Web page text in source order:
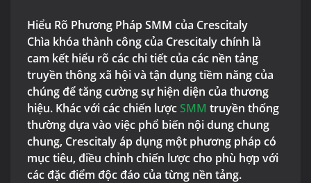
Hiểu Rõ Phương Pháp SMM của Crescitaly
Chìa khóa thành công của Crescitaly chính là
cam kết hiểu rõ các chi tiết của các nền tảng
truyền thông xã hội và tận dụng tiềm năng của
chúng để tăng cường sự hiện diện của thương
hiệu. Khác với các chiến lược SMM truyền thống
thường dựa vào việc phổ biến nội dung chung
chung, Crescitaly áp dụng một phương pháp có
mục tiêu, điều chỉnh chiến lược cho phù hợp với
các đặc điểm độc đáo của từng nền tảng.